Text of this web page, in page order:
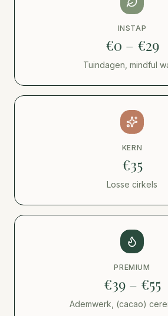
INSTAP
€0 – €29
Tuindagen, mindful
KERN
€35
Losse cirkels
PREMIUM
€39 – €55
Ademwerk, (cacao)